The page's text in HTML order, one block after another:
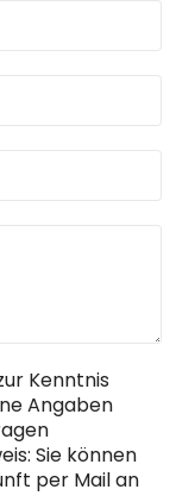
Kenntnis
Angaben
Sie können
per Mail an